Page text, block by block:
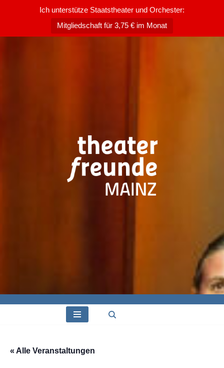
Ich unterstütze Staatstheater und Orchester:
Mitgliedschaft für 3,75 € im Monat
« Alle Veranstaltungen